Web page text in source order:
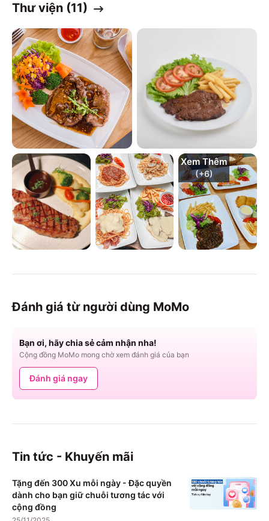
Thư viện (11)
Xem Thêm
(+6)
Đánh giá từ người dùng MoMo
Bạn ơi, hãy chia sẻ cảm nhận nha!
Cộng đồng MoMo mong chờ xem đánh giá của bạn
Đánh giá ngay
Tin tức - Khuyến mãi
Tặng đến 300 Xu mỗi ngày - Đặc quyền
dành cho bạn giữ chuỗi tương tác với
cộng đồng